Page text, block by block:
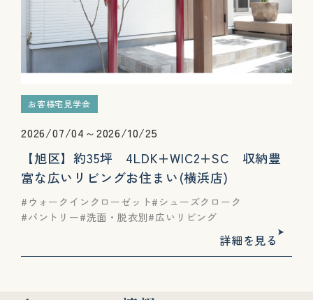
お客様宅見学会
2026/07/04～2026/10/25
【旭区】約35坪 4LDK+WIC2+SC 収納豊
富な広いリビングお住まい(横浜店)
ウォークインクローゼット
シューズクローク
パントリー 洗面・脱衣別 広いリビング
詳細を見る